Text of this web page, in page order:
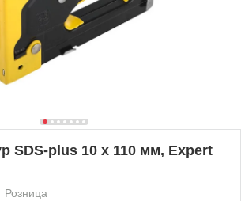
SDS-plus 10 х 110 мм, Expert
Розница